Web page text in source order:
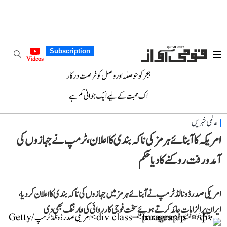
Subscription
Videos
ہجر کو حوصلہ اور وصل کو فرصت درکار
اک محبت کے لیے ایک جوانی کم ہے
عالمی خبریں
امریکہ کا آبنائے ہرمز کی ناکہ بندی کا اعلان، ٹرمپ نے جہازوں کی
آمد و رفت روکنے کا دیا حکم
امریکی صدر ڈونالڈ ٹرمپ نے آبنائے ہرمز میں جہازوں کی ناکہ بندی کا اعلان کر دیا،
ایران پر الزامات عائد کرتے ہوئے سخت فوجی کارروائی کی وارننگ بھی دی